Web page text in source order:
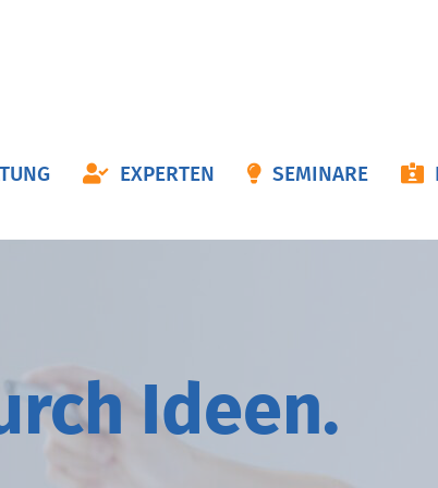
EXPERTEN SEMINARE
I deen.